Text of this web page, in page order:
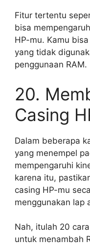
Fitur tertentu
bisa
HP-mu. Kamu
yang tidak
penggunaan RAM.
20.
Casing
Dalam beberapa
yang menempel
mempengaruhi
karena itu,
casing HP-mu
menggunakan lap
Nah, itulah 20
untuk menambah